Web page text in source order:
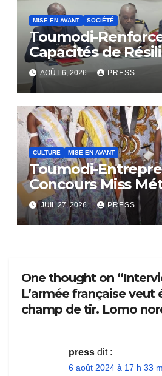
MISE EN AVANT SOCIÉTÉ
Toumodi-
Capacités de
Communautaire
AOÛT 6, 2026 PRESS
CULTURE MISE EN AVANT
Toumodi-
Concours Miss
bientôt lance.
JUIL 27, 2026 PRESS
One thought on
L’armée française veut
champ de tir. Lomo
press dit :
6 août 2024 à 17 h 33